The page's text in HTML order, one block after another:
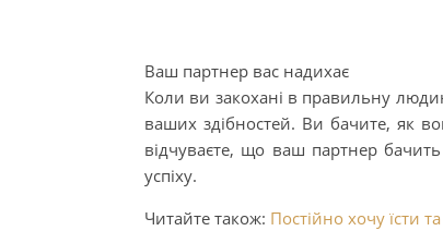
Ваш партнер вас надихає
Коли ви закохані в правильну
ваших здібностей. Ви бачите, як
відчуваєте, що ваш партнер
успіху.
Читайте також: Постійно хочу їсти